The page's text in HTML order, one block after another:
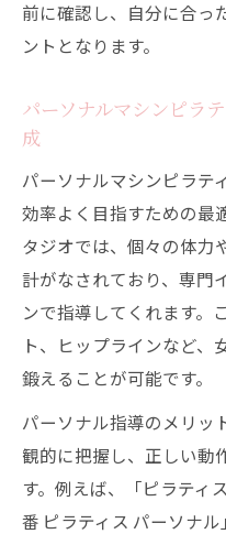
女性専用パーソ
仕事帰りに通
麻布十番など
へ
都度払いOKの
さUP
毎日を魅力的に変
マシンピラテ
感
女性らしいボ
マシンピラテ
変化
前に確認し、自分に合っ
ントとなります。
パーソナルマシンピラ
成
パーソナルマシンピラテ
効率よく目指すための最
タジオでは、個々の体力
計がなされており、専門
ンで指導してくれます。
ト、ヒップラインなど、
鍛えることが可能です。
パーソナル指導のメリッ
観的に把握し、正しい動
す。例えば、「ピラティ
番 ピラティス パーソナ